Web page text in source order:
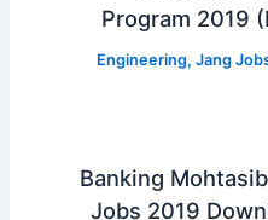
Program 2019
Engineering, Jang
Banking
Jobs 2019